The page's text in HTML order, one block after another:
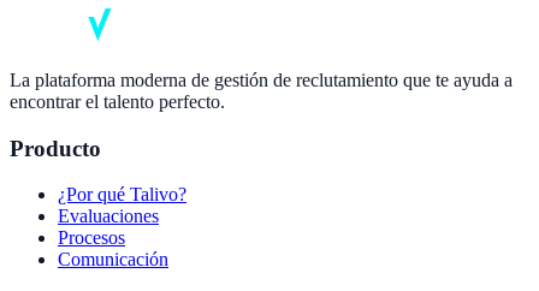
La plataforma moderna de gestión de reclutamiento que te ayuda a
encontrar el talento perfecto.
Producto
¿Por qué Talivo?
Evaluaciones
Procesos
Comunicación